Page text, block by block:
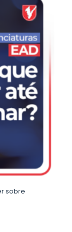
sobre